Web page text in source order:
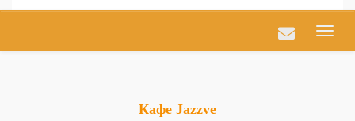
Кафе Jazzve